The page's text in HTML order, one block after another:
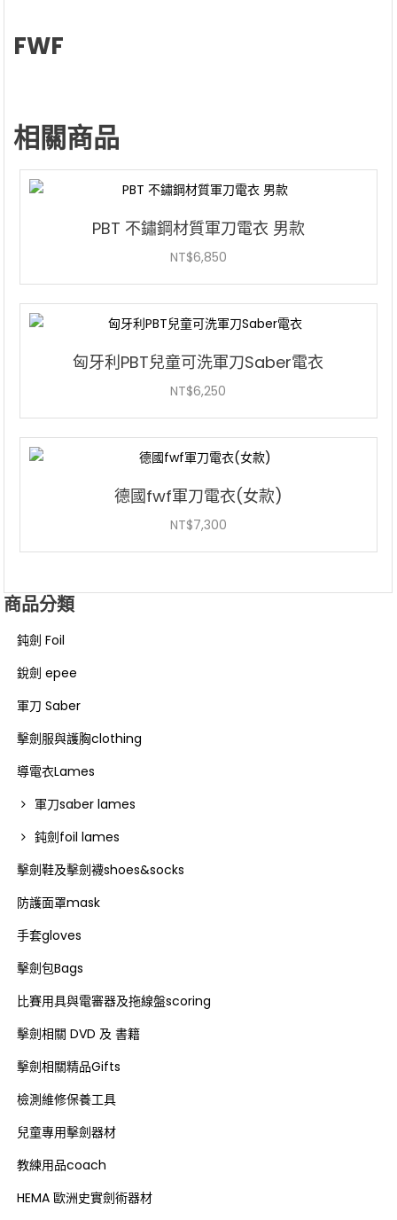
FWF
相關商品
PBT 不鏽鋼材質軍刀電衣 男款
NT$6,850
匈牙利PBT兒童可洗軍刀Saber電衣
NT$6,250
德國fwf軍刀電衣(女款)
NT$7,300
商品分類
鈍劍 Foil
銳劍 epee
軍刀 Saber
擊劍服與護胸clothing
導電衣Lames
軍刀saber lames
鈍劍foil lames
擊劍鞋及擊劍襪shoes&socks
防護面罩mask
手套gloves
擊劍包Bags
比賽用具與電審器及拖線盤scoring
擊劍相關 DVD 及 書籍
擊劍相關精品Gifts
檢測維修保養工具
兒童專用擊劍器材
教練用品coach
HEMA 歐洲史實劍術器材